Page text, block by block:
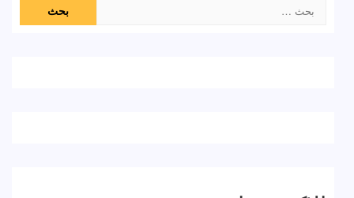
عن: